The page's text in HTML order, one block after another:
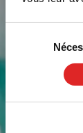
consentement